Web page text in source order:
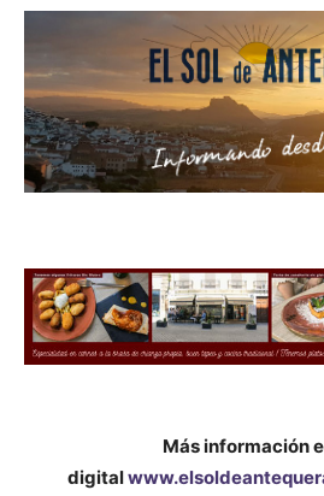
Más información
digital